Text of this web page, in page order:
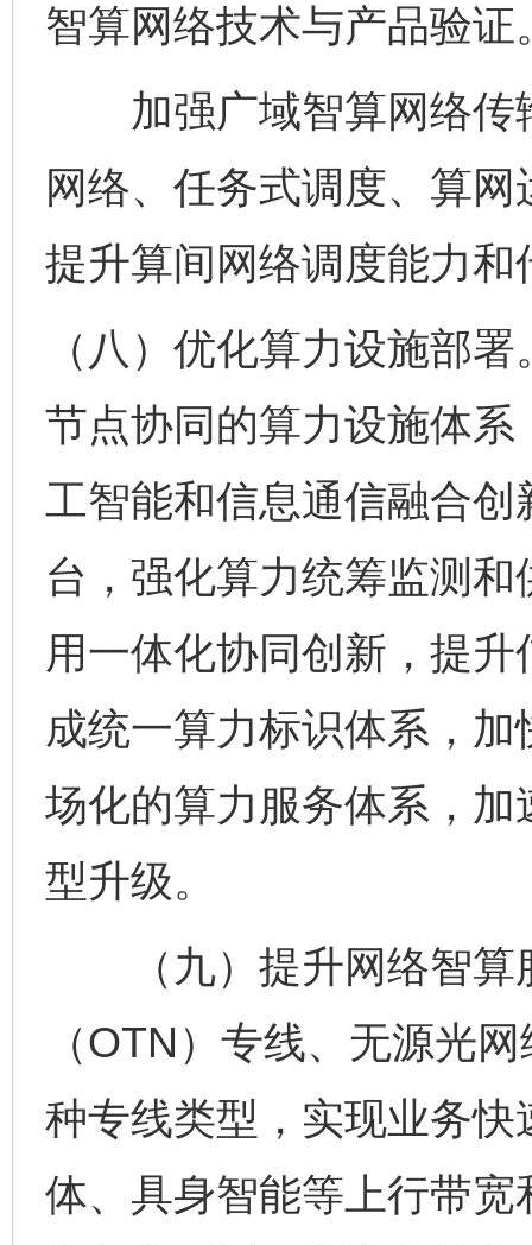
智算网络技术与产品验证
加强广域智算网络传
网络、任务式调度、算
提升算间网络调度能力
（八）优化算力设施部
节点协同的算力设施体
工智能和信息通信融合
台，强化算力统筹监测
用一体化协同创新，提
成统一算力标识体系，
场化的算力服务体系，
型升级。
（九）提升网络智算
（OTN）专线、无源光
种专线类型，实现业务
体、具身智能等上行带